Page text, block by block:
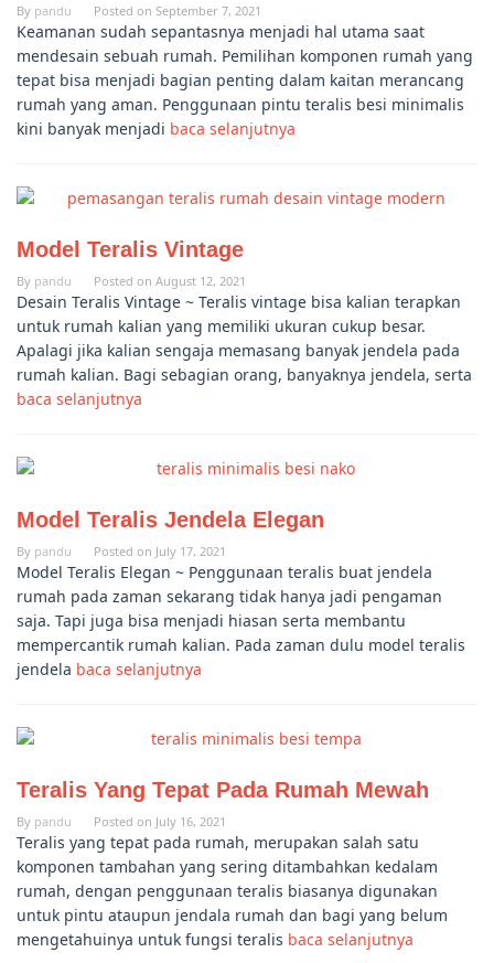
By pandu Posted on September 7, 2021
Keamanan sudah sepantasnya menjadi hal utama saat
mendesain sebuah rumah. Pemilihan komponen rumah yang
tepat bisa menjadi bagian penting dalam kaitan merancang
rumah yang aman. Penggunaan pintu teralis besi minimalis
kini banyak menjadi baca selanjutnya
Model Teralis Vintage
By pandu Posted on August 12, 2021
Desain Teralis Vintage ~ Teralis vintage bisa kalian terapkan
untuk rumah kalian yang memiliki ukuran cukup besar.
Apalagi jika kalian sengaja memasang banyak jendela pada
rumah kalian. Bagi sebagian orang, banyaknya jendela, serta
baca selanjutnya
Model Teralis Jendela Elegan
By pandu Posted on July 17, 2021
Model Teralis Elegan ~ Penggunaan teralis buat jendela
rumah pada zaman sekarang tidak hanya jadi pengaman
saja. Tapi juga bisa menjadi hiasan serta membantu
mempercantik rumah kalian. Pada zaman dulu model teralis
jendela baca selanjutnya
Teralis Yang Tepat Pada Rumah Mewah
By pandu Posted on July 16, 2021
Teralis yang tepat pada rumah, merupakan salah satu
komponen tambahan yang sering ditambahkan kedalam
rumah, dengan penggunaan teralis biasanya digunakan
untuk pintu ataupun jendala rumah dan bagi yang belum
mengetahuinya untuk fungsi teralis baca selanjutnya